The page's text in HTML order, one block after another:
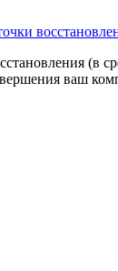
(в
ваш